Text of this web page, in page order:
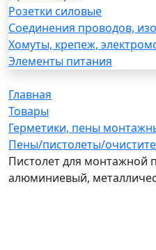
Розетки силовые
Соединения проводов,
Хомуты, крепеж,
Элементы питания
Главная
Товары
Герметики, пены
Пены/пистолеты/
Пистолет для монтажной
алюминиевый,